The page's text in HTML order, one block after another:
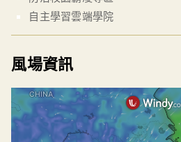
自主學習雲端學院
風場資訊